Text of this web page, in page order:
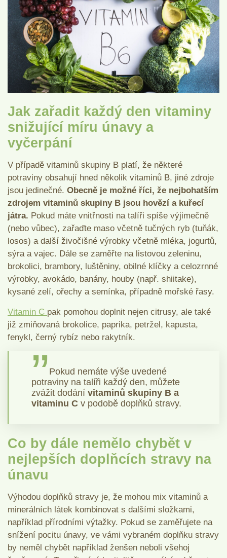
Jak zařadit každý den vitaminy
snižující míru únavy a
vyčerpání
V případě vitaminů skupiny B platí, že některé
potraviny obsahují hned několik vitaminů B, jiné zdroje
jsou jedinečné. Obecně je možné říci, že nejbohatším
zdrojem vitaminů skupiny B jsou hovězí a kuřecí
játra. Pokud máte vnitřnosti na talíři spíše výjimečně
(nebo vůbec), zařaďte maso včetně tučných ryb (tuňák,
losos) a další živočišné výrobky včetně mléka, jogurtů,
sýra a vajec. Dále se zaměřte na listovou zeleninu,
brokolici, brambory, luštěniny, obilné klíčky a celozrnné
výrobky, avokádo, banány, houby (např. shiitake),
kysané zelí, ořechy a semínka, případně mořské řasy.
Vitamin C pak pomohou doplnit nejen citrusy, ale také
již zmiňovaná brokolice, paprika, petržel, kapusta,
fenykl, černý rybíz nebo rakytník.
Pokud nemáte výše uvedené
potraviny na talíři každý den, můžete
zvážit dodání vitaminů skupiny B a
vitaminu C v podobě doplňků stravy.
Co by dále nemělo chybět v
nejlepších doplňcích stravy na
únavu
Výhodou doplňků stravy je, že mohou mix vitaminů a
minerálních látek kombinovat s dalšími složkami,
například přírodními výtažky. Pokud se zaměřujete na
snížení pocitu únavy, ve vámi vybraném doplňku stravy
by neměl chybět například ženšen neboli všehoj